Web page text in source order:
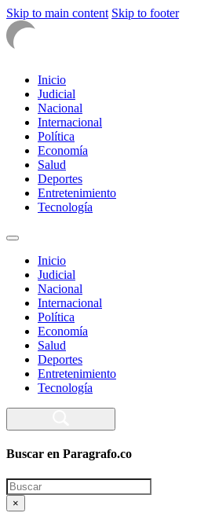
Skip to main content Skip to footer
Inicio
Judicial
Nacional
Internacional
Política
Economía
Salud
Deportes
Entretenimiento
Tecnología
Inicio
Judicial
Nacional
Internacional
Política
Economía
Salud
Deportes
Entretenimiento
Tecnología
Buscar en Paragrafo.co
Search
×